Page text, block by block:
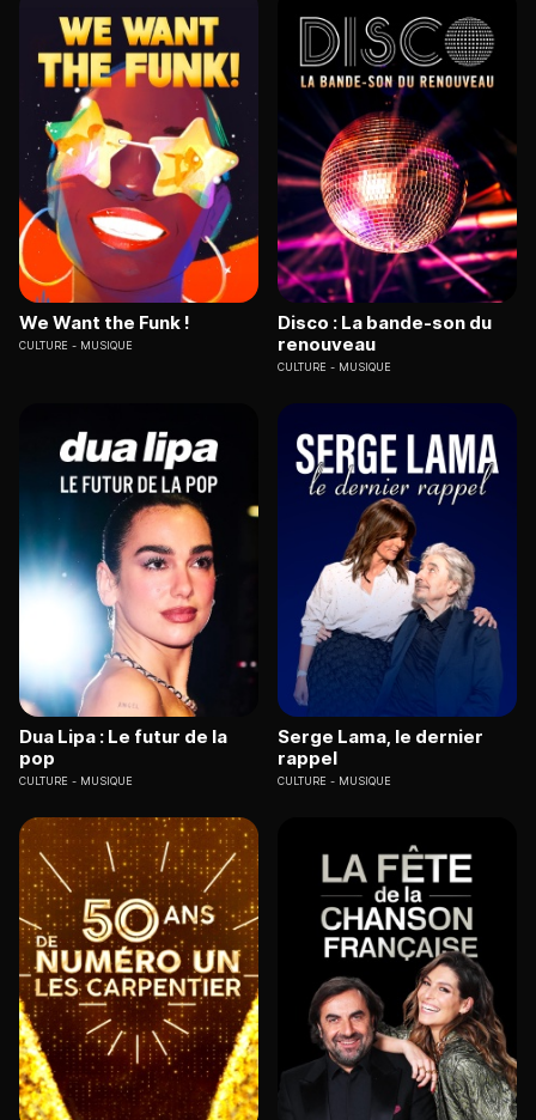
We Want the Funk !
CULTURE MUSIQUE
Disco : La bande-son du
renouveau
CULTURE MUSIQUE
Dua Lipa : Le futur de la
pop
CULTURE MUSIQUE
Serge Lama, le dernier
rappel
CULTURE MUSIQUE